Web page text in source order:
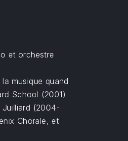
et orchestre
musique quand
School (2001)
(2004-
Chorale, et